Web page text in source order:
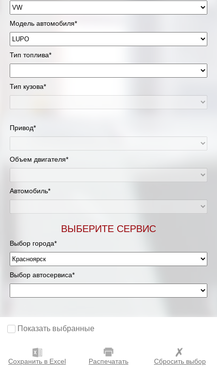
Модель автомобиля*
Тип топлива*
Тип кузова*
Привод*
Объем двигателя*
Автомобиль*
ВЫБЕРИТЕ СЕРВИС
Выбор города*
Выбор автосервиса*
Показать выбранные
Сохранить в Excel Распечатать Сбросить выбор